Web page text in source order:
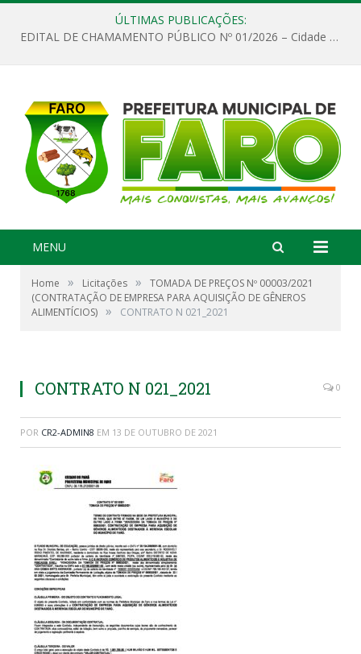
ÚLTIMAS PUBLICAÇÕES:
EDITAL DE CHAMAMENTO PÚBLICO Nº 01/2026 – Cidade de Faro
MENU
Home » Licitações »
TOMADA DE PREÇOS Nº 00003/2021
(CONTRATAÇÃO DE EMPRESA PARA AQUISIÇÃO DE GÊNEROS
ALIMENTÍCIOS) » CONTRATO N 021_2021
CONTRATO N 021_2021 0
POR CR2-ADMIN8 EM 13 DE OUTUBRO DE 2021